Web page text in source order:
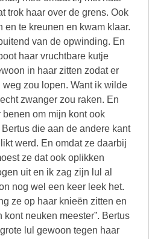
trok haar over de grens. Ook
en te kreunen en kwam klaar.
van de opwinding. En
haar vruchtbare kutje
in haar zitten zodat er
zou lopen. Want ik wilde
zwanger zou raken. En
om mijn kont ook
die aan de andere kant
werd. En omdat ze daarbij
ze dat ook oplikken
uit en ik zag zijn lul al
nog wel een keer leek het.
ze op haar knieën zitten en
kont neuken meester”. Bertus
lul gewoon tegen haar